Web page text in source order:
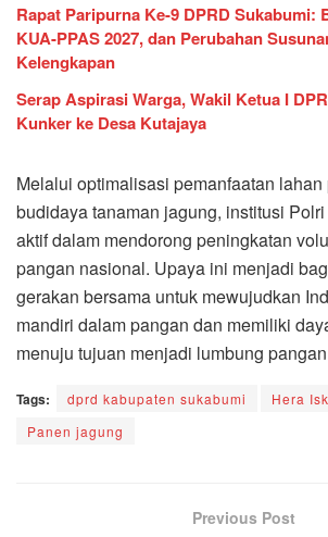
Rapat Paripurna Ke-9 DPRD Sukabumi:
KUA-PPAS 2027, dan Perubahan
Kelengkapan
Serap Aspirasi Warga, Wakil Ketua I
Kunker ke Desa Kutajaya
Melalui optimalisasi pemanfaatan
budidaya tanaman jagung, institusi
aktif dalam mendorong peningkatan
pangan nasional. Upaya ini menjadi
gerakan bersama untuk mewujudkan
mandiri dalam pangan dan memiliki
menuju tujuan menjadi lumbung
Tags: dprd kabupaten sukabumi
Hera
Panen jagung
Previous Post